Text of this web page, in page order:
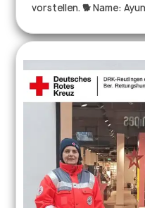
vorstellen. 🐕 Name: Ayuna 📅 Geburtstag: 05.01.2014 🐶
Verbeller 🧍🏻‍♀Hundeführer: Bärbel
Leberkäse und davon reichlich 🫶weitere
Bürohund, ausgebildeter
Noch mehr Infos über
unserer Homepage
#rettungshund